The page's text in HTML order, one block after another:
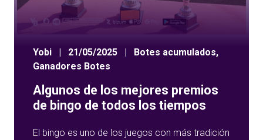
Yobi | 21/05/2025 | Botes acumulados,
Ganadores Botes
Algunos de los mejores premios
de bingo de todos los tiempos
El bingo es uno de los juegos con más tradición